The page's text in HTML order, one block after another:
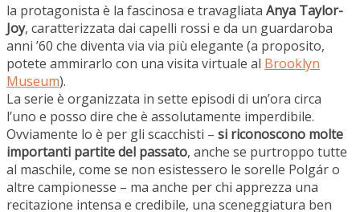
la protagonista è la fascinosa e travagliata Anya Taylor-
Joy, caratterizzata dai capelli rossi e da un guardaroba
anni ’60 che diventa via via più elegante (a proposito,
potete ammirarlo con una visita virtuale al Brooklyn
Museum).
La serie è organizzata in sette episodi di un’ora circa
l’uno e posso dire che è assolutamente imperdibile.
Ovviamente lo è per gli scacchisti – si riconoscono molte
importanti partite del passato, anche se purtroppo tutte
al maschile, come se non esistessero le sorelle Polgár o
altre campionesse – ma anche per chi apprezza una
recitazione intensa e credibile, una sceneggiatura ben